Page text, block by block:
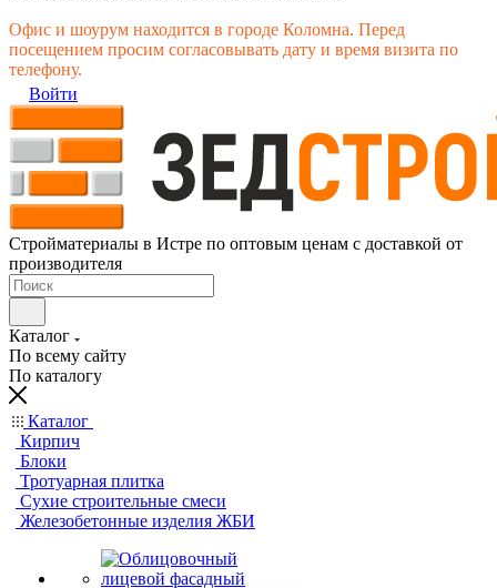
Офис и шоурум находится в городе Коломна. Перед
посещением просим согласовывать дату и время визита по
телефону.
Войти
Стройматериалы в Истре по оптовым ценам с доставкой от
производителя
Каталог
По всему сайту
По каталогу
Каталог
Кирпич
Блоки
Тротуарная плитка
Сухие строительные смеси
Железобетонные изделия ЖБИ